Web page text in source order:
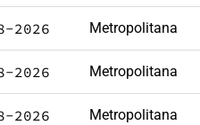
2026 Metropolitana
2026 Metropolitana
2026 Metropolitana